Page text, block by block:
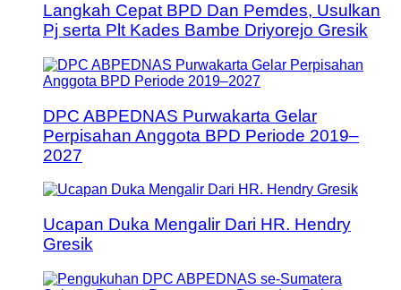
Langkah Cepat BPD Dan Pemdes, Usulkan
Pj serta Plt Kades Bambe Driyorejo Gresik
DPC ABPEDNAS Purwakarta Gelar
Perpisahan Anggota BPD Periode 2019–
2027
Ucapan Duka Mengalir Dari HR. Hendry
Gresik